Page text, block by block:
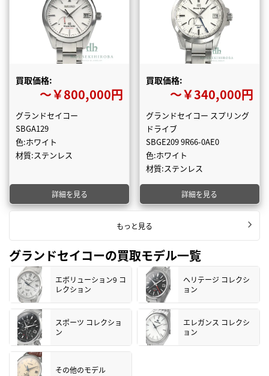
買取価格:
〜￥800,000円
グランドセイコー
SBGA129
色:ホワイト
材質:ステンレス
詳細を見る
買取価格:
〜￥340,000円
グランドセイコー スプリング
ドライブ
SBGE209 9R66-0AE0
色:ホワイト
材質:ステンレス
詳細を見る
もっと見る
グランドセイコーの買取モデル一覧
エボリューション9 コ
レクション
ヘリテージ コレクシ
ョン
スポーツ コレクショ
ン
エレガンス コレクシ
ョン
その他のモデル